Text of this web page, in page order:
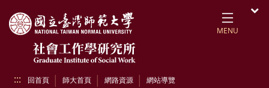
MENU
::: 回首頁 師大首頁 網路資源 網站導覽